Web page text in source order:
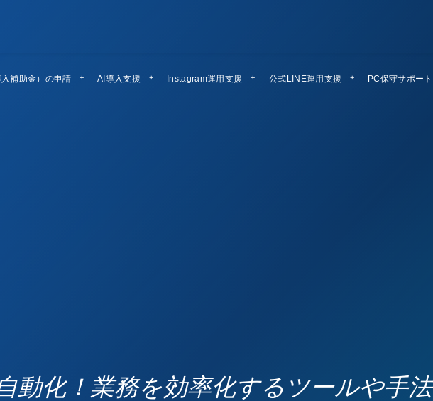
補助金）の申請 AI導入支援 Instagram運用支援 公式LINE運用支援 PC保守サポート
リモートメンテ
動化！業務を効率化するツールや手法